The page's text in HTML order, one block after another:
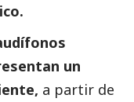
un
a partir de